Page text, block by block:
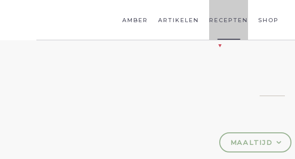
AMBER ARTIKELEN RECEPTEN SHOP
MAALTIJD